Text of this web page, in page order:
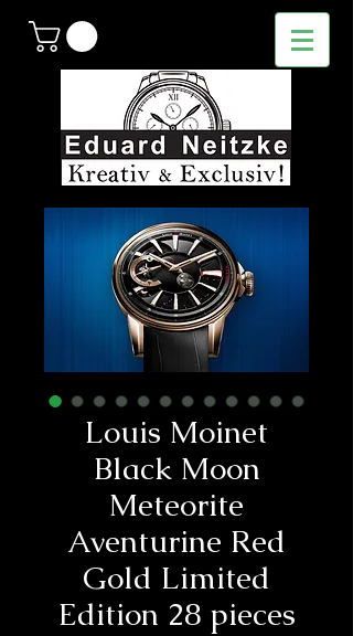
Louis Moinet
Black Moon
Meteorite
Aventurine Red
Gold Limited
Edition 28 pieces